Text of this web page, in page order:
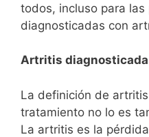
todos, incluso para
diagnosticadas con
Artritis diagnosticada
La definición de
tratamiento no lo es
La artritis es la